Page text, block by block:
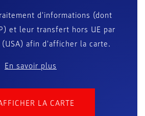
d'informations (dont
et leur transfert hors UE par
(USA) afin d'afficher la carte.
En savoir plus
LA CARTE